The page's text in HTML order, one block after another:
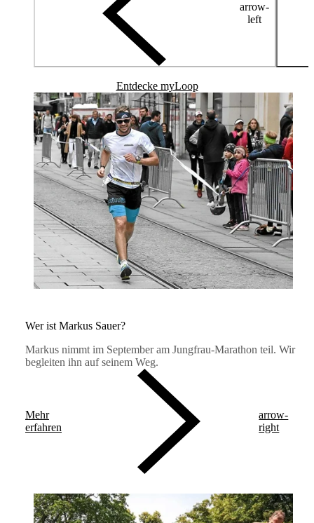
arrow-
left
Entdecke myLoop
Wer ist Markus Sauer?
Markus nimmt im September am Jungfrau-Marathon teil. Wir
begleiten ihn auf seinem Weg.
Mehr
erfahren
arrow-
right